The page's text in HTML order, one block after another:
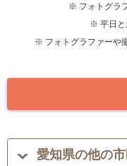
※ フォトグラ
※ 平日と
※ フォトグラファーや
愛知県の他の